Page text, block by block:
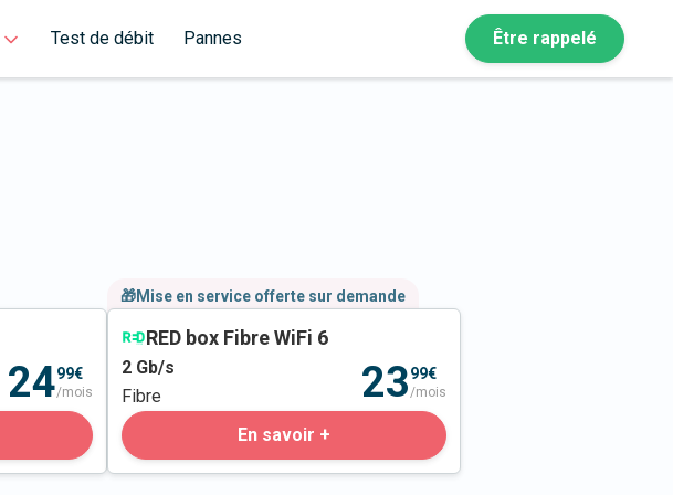
Test de débit Pannes Être rappelé
2499€
/mois
🎁Mise en service offerte sur demande
RED box Fibre WiFi 6
2 Gb/s
Fibre
2399€
/mois
En savoir +